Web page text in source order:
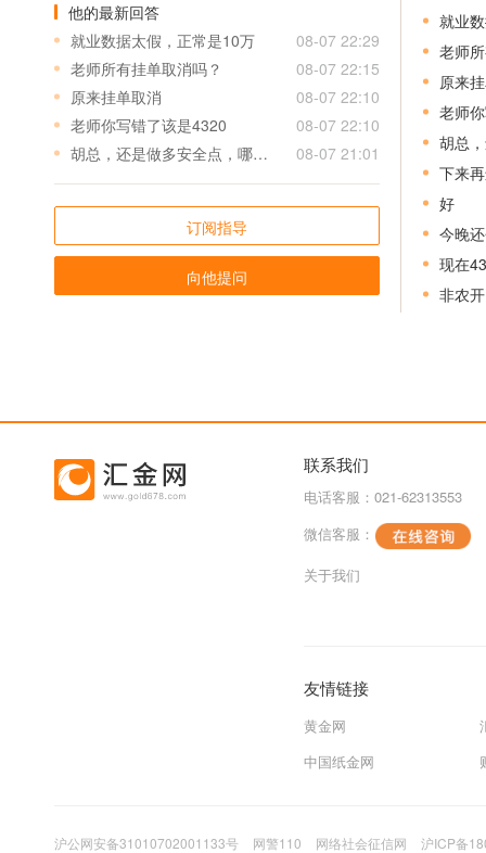
他的最新回答
就业数据太假，正常是10万
08-07 22:29
老师所有挂单取消吗？
08-07 22:15
原来挂单取消
08-07 22:10
老师你写错了该是4320
08-07 22:10
胡总，还是做多安全点，哪里还能接多？谢谢。
08-07 21:01
订阅指导
向他提问
就业
老师
原来
老师
胡总
下来
好
今晚
现在
非农
联系我们
电话客服：021-62313553
微信客服：
关于我们
友情链接
黄金网
中国纸金网
沪公网安备31010702001133号 网警110 网络社会征信网
沪ICP备